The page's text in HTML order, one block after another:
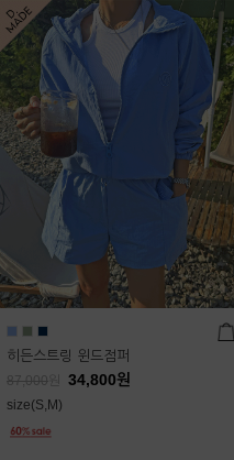
히든스트링 윈드점퍼
87,000 34,800원
size(S,M)